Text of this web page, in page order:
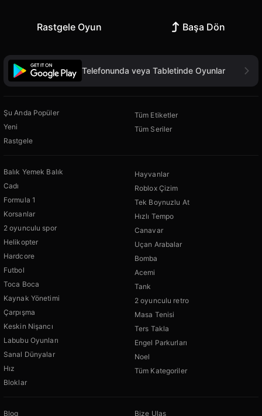
Rastgele Oyun Başa Dön
Telefonunda veya Tabletinde Oyunlar
Şu Anda Popüler
Yeni
Rastgele
Tüm Etiketler
Tüm Seriler
Balık Yemek Balık
Cadı
Formula 1
Korsanlar
2 oyunculu spor
Helikopter
Hardcore
Futbol
Toca Boca
Kaynak Yönetimi
Çarpışma
Keskin Nişancı
Labubu Oyunları
Sanal Dünyalar
Hız
Bloklar
Hayvanlar
Roblox Çizim
Tek Boynuzlu At
Hızlı Tempo
Canavar
Uçan Arabalar
Bomba
Acemi
Tank
2 oyunculu retro
Masa Tenisi
Ters Takla
Engel Parkurları
Noel
Tüm Kategoriler
Blog Bize Ulaş